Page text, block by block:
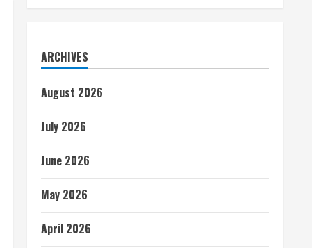
ARCHIVES
August 2026
July 2026
June 2026
May 2026
April 2026